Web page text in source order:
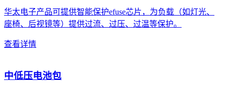
华太电子产品可提供智能保护efuse芯片，为负载（如灯光、
座椅、后视镜等）提供过流、过压、过温等保护。
查看详情
中低压电池包